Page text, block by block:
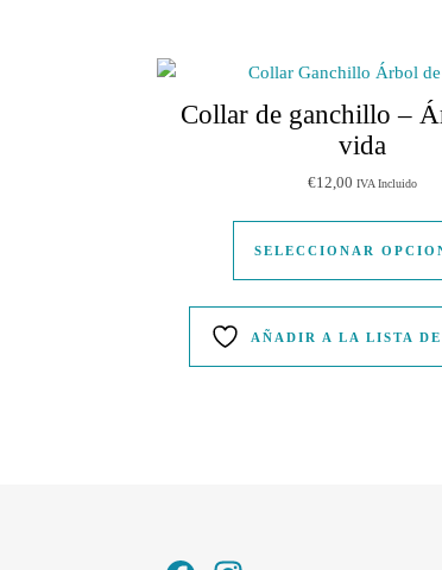
Collar de ganchillo –
vida
€12,00 IVA Incluido
SELECCIONAR
AÑADIR A LA LISTA DE